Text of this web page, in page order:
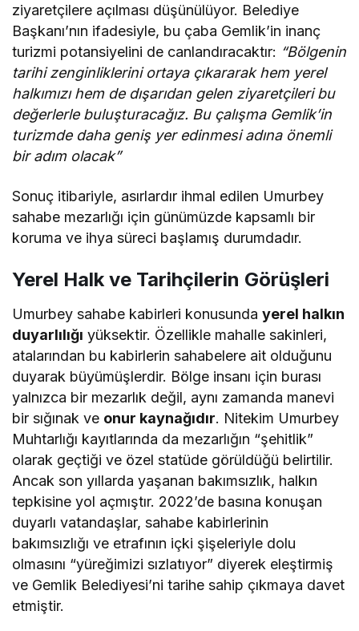
ziyaretçilere açılması düşünülüyor. Belediye
Başkanı’nın ifadesiyle, bu çaba Gemlik’in inanç
turizmi potansiyelini de canlandıracaktır: “Bölgenin
tarihi zenginliklerini ortaya çıkararak hem yerel
halkımızı hem de dışarıdan gelen ziyaretçileri bu
değerlerle buluşturacağız. Bu çalışma Gemlik’in
turizmde daha geniş yer edinmesi adına önemli
bir adım olacak”
Sonuç itibariyle, asırlardır ihmal edilen Umurbey
sahabe mezarlığı için günümüzde kapsamlı bir
koruma ve ihya süreci başlamış durumdadır.
Yerel Halk ve Tarihçilerin Görüşleri
Umurbey sahabe kabirleri konusundayerel halkın
duyarlılığı yüksektir. Özellikle mahalle sakinleri,
atalarından bu kabirlerin sahabelere ait olduğunu
duyarak büyümüşlerdir. Bölge insanı için burası
yalnızca bir mezarlık değil, aynı zamanda manevi
bir sığınak ve onur kaynağıdır. Nitekim Umurbey
Muhtarlığı kayıtlarında da mezarlığın “şehitlik”
olarak geçtiği ve özel statüde görüldüğü belirtilir.
Ancak son yıllarda yaşanan bakımsızlık, halkın
tepkisine yol açmıştır. 2022’de basına konuşan
duyarlı vatandaşlar, sahabe kabirlerinin
bakımsızlığı ve etrafının içki şişeleriyle dolu
olmasını “yüreğimizi sızlatıyor” diyerek eleştirmiş
ve Gemlik Belediyesi’ni tarihe sahip çıkmaya davet
etmiştir​.